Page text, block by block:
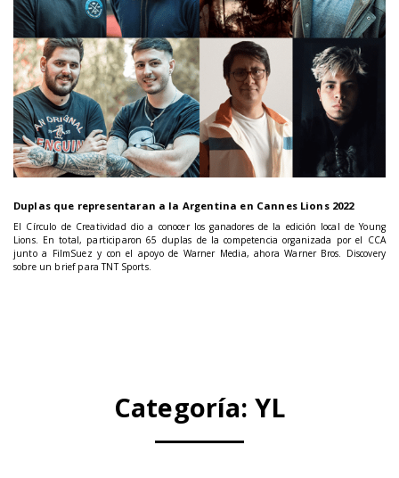
Duplas que representaran a la Argentina en Cannes Lions 2022
El Círculo de Creatividad dio a conocer los ganadores de la edición local de Young
Lions. En total, participaron 65 duplas de la competencia organizada por el CCA
junto a FilmSuez y con el apoyo de Warner Media, ahora Warner Bros. Discovery
sobre un brief para TNT Sports.
Categoría: YL